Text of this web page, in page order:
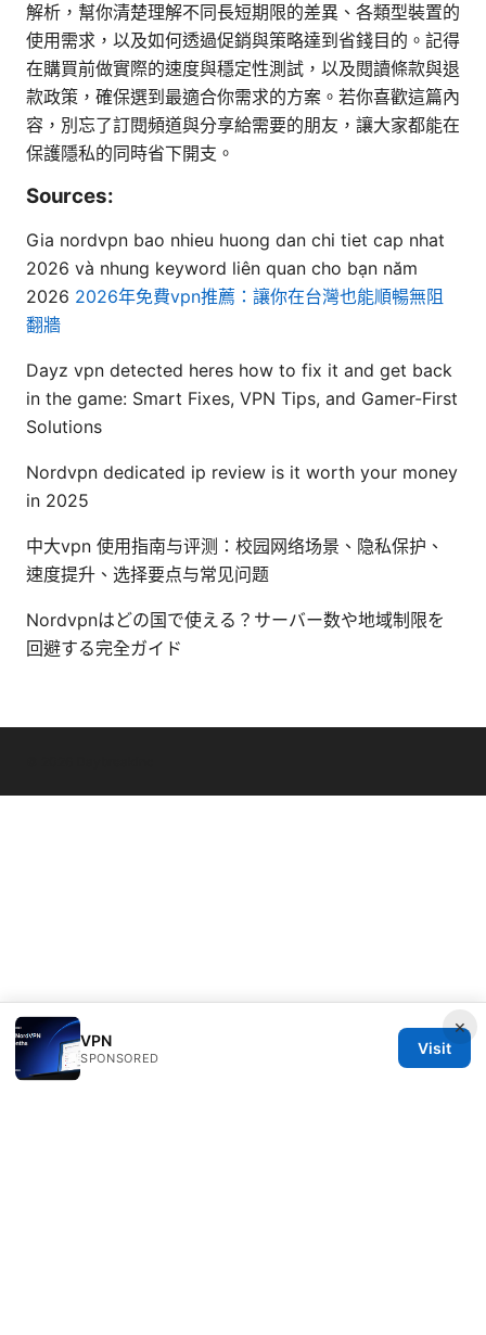
解析，幫你清楚理解不同長短期限的差異、各類型裝置的
使用需求，以及如何透過促銷與策略達到省錢目的。記得
在購買前做實際的速度與穩定性測試，以及閱讀條款與退
款政策，確保選到最適合你需求的方案。若你喜歡這篇內
容，別忘了訂閱頻道與分享給需要的朋友，讓大家都能在
保護隱私的同時省下開支。
Sources:
Gia nordvpn bao nhieu huong dan chi tiet cap nhat
2026 và nhung keyword liên quan cho bạn năm
2026 2026年免費vpn推薦：讓你在台灣也能順暢無阻
翻牆
Dayz vpn detected heres how to fix it and get back
in the game: Smart Fixes, VPN Tips, and Gamer-First
Solutions
Nordvpn dedicated ip review is it worth your money
in 2025
中大vpn 使用指南与评测：校园网络场景、隐私保护、
速度提升、选择要点与常见问题
Nordvpnはどの国で使える？サーバー数や地域制限を
回避する完全ガイド
×
VPN
SPONSORED
Visit